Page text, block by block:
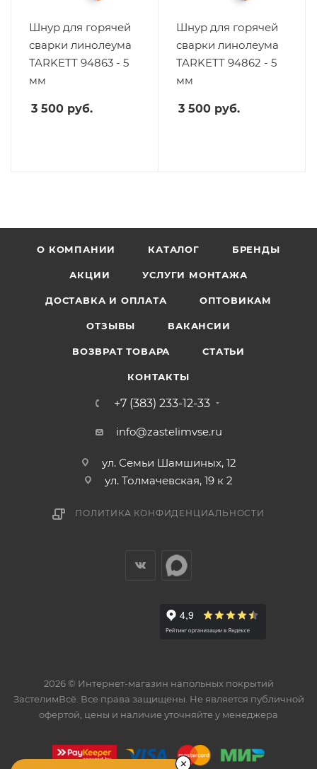
Шнур для горячей
сварки линолеума
TARKETT 94863 - 5
мм
3 500 руб.
Шнур для горячей
сварки линолеума
TARKETT 94862 - 5
мм
3 500 руб.
О КОМПАНИИ КАТАЛОГ БРЕНДЫ
АКЦИИ УСЛУГИ МОНТАЖА
ДОСТАВКА И ОПЛАТА ОПТОВИКАМ
ОТЗЫВЫ ВАКАНСИИ
ВОЗВРАТ ТОВАРА СТАТЬИ
КОНТАКТЫ
+7 (383) 233-12-33
info@zastelimvse.ru
ул. Семьи Шамшиных, 12
ул. Толмачевская, 19 к 2
ПОЛИТИКА КОНФИДЕНЦИАЛЬНОСТИ
2026 © Интернет-магазин напольных покрытий
ЗастелимВсё. Все права защищены. Не является публичной
офертой, цены и наличие уточняйте у менеджера
×